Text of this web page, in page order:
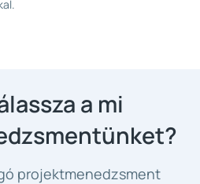
a mi
projektmenedzsment